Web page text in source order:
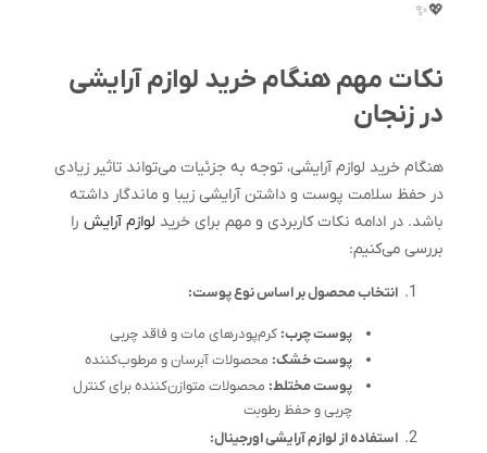
💖✨
نکات مهم هنگام خرید لوازم آرایشی
در زنجان
هنگام خرید لوازم آرایشی، توجه به جزئیات می‌تواند تاثیر زیادی
در حفظ سلامت پوست و داشتن آرایشی زیبا و ماندگار داشته
باشد. در ادامه نکات کاربردی و مهم برای خرید لوازم آرایش را
بررسی می‌کنیم:
انتخاب محصول بر اساس نوع پوست:
پوست چرب: کرم‌پودرهای مات و فاقد چربی
پوست خشک: محصولات آبرسان و مرطوب‌کننده
پوست مختلط: محصولات متوازن‌کننده برای کنترل
چربی و حفظ رطوبت
استفاده از لوازم آرایشی اورجینال: